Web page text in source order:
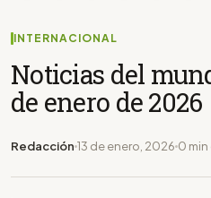
INTERNACIONAL
Noticias del
de enero de 2026
Redacción 13 de enero, 2026 0